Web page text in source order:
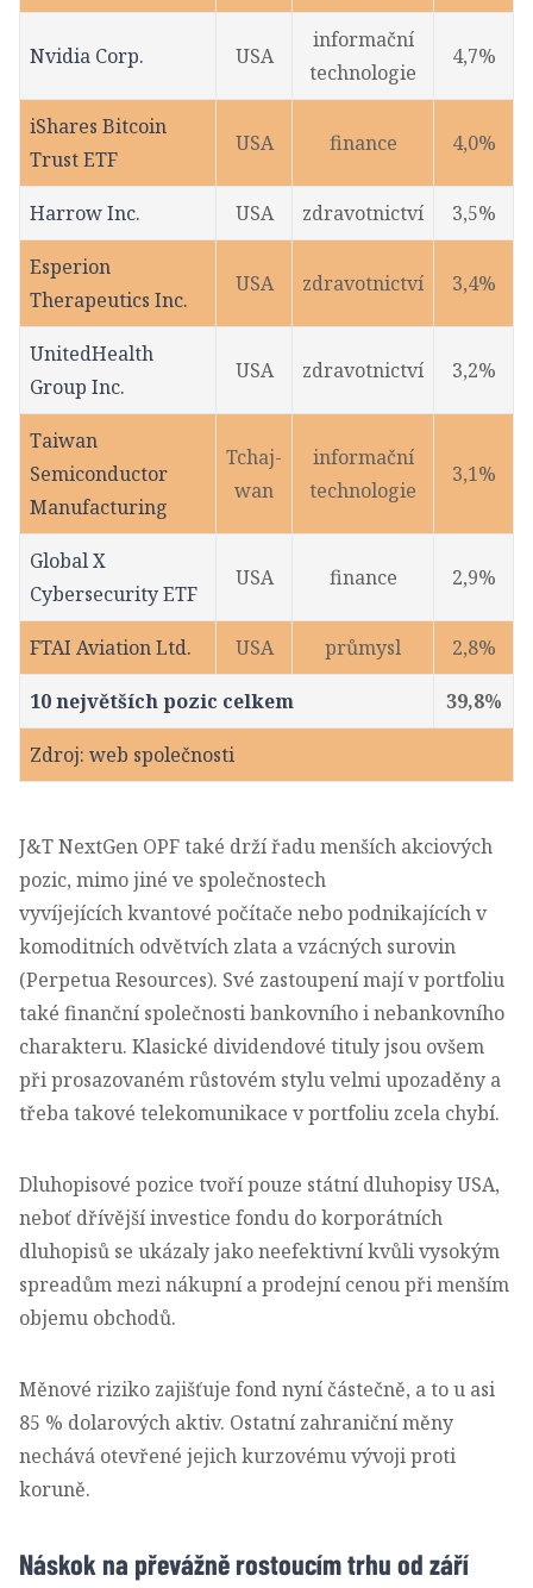
Nvidia Corp. USA
informační
technologie
4,7%
iShares Bitcoin
Trust ETF
USA finance 4,0%
Harrow Inc. USA zdravotnictví 3,5%
Esperion
Therapeutics Inc.
USA zdravotnictví 3,4%
UnitedHealth
Group Inc.
USA zdravotnictví 3,2%
Taiwan
Semiconductor
Manufacturing
Tchaj-
wan
informační
technologie
3,1%
Global X
Cybersecurity ETF
USA finance 2,9%
FTAI Aviation Ltd. USA průmysl 2,8%
10 největších pozic celkem 39,8%
Zdroj: web společnosti
J&T NextGen OPF také drží řadu menších akciových
pozic, mimo jiné ve společnostech
vyvíjejících kvantové počítače nebo podnikajících v
komoditních odvětvích zlata a vzácných surovin
(Perpetua Resources). Své zastoupení mají v portfoliu
také finanční společnosti bankovního i nebankovního
charakteru. Klasické dividendové tituly jsou ovšem
při prosazovaném růstovém stylu velmi upozaděny a
třeba takové telekomunikace v portfoliu zcela chybí.
Dluhopisové pozice tvoří pouze státní dluhopisy USA,
neboť dřívější investice fondu do korporátních
dluhopisů se ukázaly jako neefektivní kvůli vysokým
spreadům mezi nákupní a prodejní cenou při menším
objemu obchodů.
Měnové riziko zajišťuje fond nyní částečně, a to u asi
85 % dolarových aktiv. Ostatní zahraniční měny
nechává otevřené jejich kurzovému vývoji proti
koruně.
Náskok na převážně rostoucím trhu od září